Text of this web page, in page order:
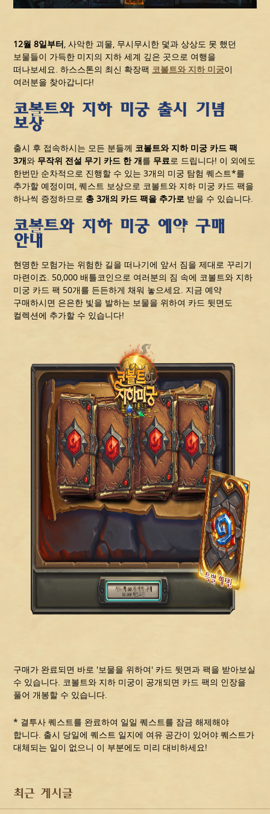
12월 8일부터 , 사악한 괴물, 무시무시한 덫과 상상도 못 했던
보물들이 가득한 미지의 지하 세계 깊은 곳으로 여행을
떠나보세요. 하스스톤의 최신 확장팩 코볼트와 지하 미궁이
여러분을 찾아갑니다!
코볼트와 지하 미궁 출시 기념
보상
출시 후 접속하시는 모든 분들께 코볼트와 지하 미궁 카드 팩
3개와 무작위 전설 무기 카드 한 개를 무료로 드립니다! 이 외에도
한번만 순차적으로 진행할 수 있는 3개의 미궁 탐험 퀘스트*를
추가할 예정이며, 퀘스트 보상으로 코볼트와 지하 미궁 카드 팩을
하나씩 증정하므로 총 3개의 카드 팩을 추가로 받을 수 있습니다.
코볼트와 지하 미궁 예약 구매
안내
현명한 모험가는 위험한 길을 떠나기에 앞서 짐을 제대로 꾸리기
마련이죠. 50,000 배틀코인으로 여러분의 짐 속에 코볼트와 지하
미궁 카드 팩 50개를 든든하게 채워 놓으세요. 지금 예약
구매하시면 은은한 빛을 발하는 보물을 위하여 카드 뒷면도
컬렉션에 추가할 수 있습니다!
구매가 완료되면 바로 '보물을 위하여' 카드 뒷면과 팩을 받아보실
수 있습니다. 코볼트와 지하 미궁이 공개되면 카드 팩의 인장을
풀어 개봉할 수 있습니다.
* 결투사 퀘스트를 완료하여 일일 퀘스트를 잠금 해제해야
합니다. 출시 당일에 퀘스트 일지에 여유 공간이 있어야 퀘스트가
대체되는 일이 없으니 이 부분에도 미리 대비하세요!
최근 게시글